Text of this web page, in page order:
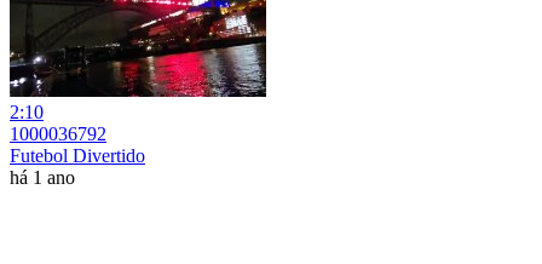
2:10
1000036792
Futebol Divertido
há 1 ano